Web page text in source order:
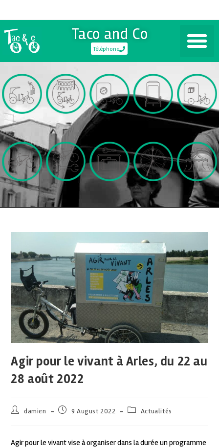
Taco and Co
Téléphone
Agir pour le vivant à Arles, du 22 au
28 août 2022
damien 9 August 2022 Actualités
Agir pour le vivant vise à organiser dans la durée un programme